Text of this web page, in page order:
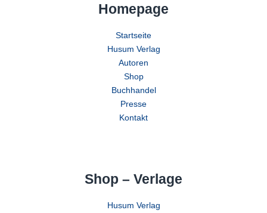
Homepage
Startseite
Husum Verlag
Autoren
Shop
Buchhandel
Presse
Kontakt
Shop – Verlage
Husum Verlag